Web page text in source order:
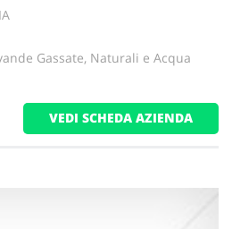
Gassate, Naturali e Acqua
VEDI SCHEDA AZIENDA